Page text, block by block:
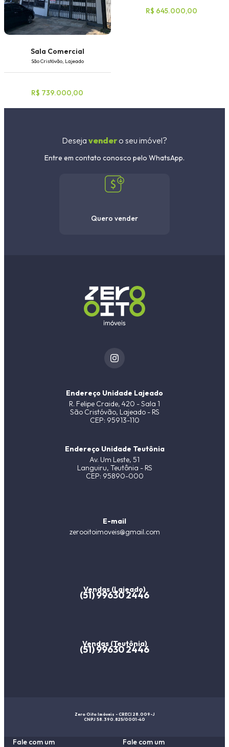
Sala Comercial
São Cristóvão, Lajeado
R$ 739.000,00
R$ 645.000,00
Fale com um
Fale com um
Deseja vendero seu imóvel?
Entre em contato conosco pelo WhatsApp.
Quero vender
Endereço Unidade Lajeado
R. Felipe Craide, 420 - Sala 1
São Cristóvão, Lajeado - RS
CEP: 95913-110
Endereço Unidade Teutônia
Av. Um Leste, 51
Languiru, Teutônia - RS
CEP: 95890-000
E-mail
zerooitoimoveis@gmail.com
Vendas (Lajeado)
(51) 99630 2446
Vendas (Teutônia)
(51) 99630 2446
Zero Oito Imóveis - CRECI 28.009-J
CNPJ 58.390.825/0001-40